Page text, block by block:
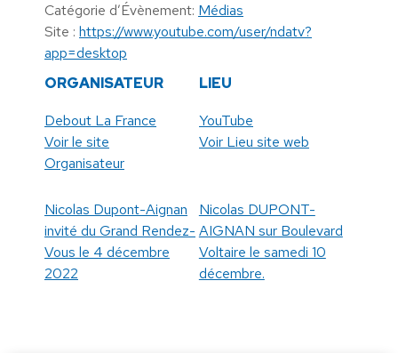
Catégorie d’Évènement: Médias
Site : https://www.youtube.com/user/ndatv?
app=desktop
LIEU
YouTube
Voir Lieu site web
ORGANISATEUR
Debout La France
Voir le site
Organisateur
Nicolas Dupont-Aignan
invité du Grand Rendez-
Vous le 4 décembre
2022
Nicolas DUPONT-
AIGNAN sur Boulevard
Voltaire le samedi 10
décembre.